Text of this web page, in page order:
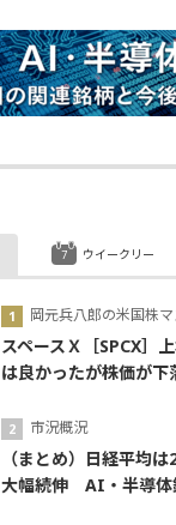
岡元兵八郎の米国株
スペースＸ［SPCX］
は良かったが株価が下
市況概況
（まとめ）日経平均
大幅続伸 AI・半導体
ウイークリー